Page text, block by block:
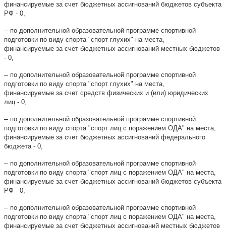
финансируемые за счет бюджетных ассигнований бюджетов субъекта
РФ - 0,
– по дополнительной образовательной программе спортивной
подготовки по виду спорта "спорт глухих" на места,
финансируемые за счет бюджетных ассигнований местных бюджетов
- 0,
– по дополнительной образовательной программе спортивной
подготовки по виду спорта "спорт глухих" на места,
финансируемые за счет средств физических и (или) юридических
лиц - 0,
– по дополнительной образовательной программе спортивной
подготовки по виду спорта "спорт лиц с поражением ОДА" на места,
финансируемые за счет бюджетных ассигнований федерального
бюджета - 0,
– по дополнительной образовательной программе спортивной
подготовки по виду спорта "спорт лиц с поражением ОДА" на места,
финансируемые за счет бюджетных ассигнований бюджетов субъекта
РФ - 0,
– по дополнительной образовательной программе спортивной
подготовки по виду спорта "спорт лиц с поражением ОДА" на места,
финансируемые за счет бюджетных ассигнований местных бюджетов